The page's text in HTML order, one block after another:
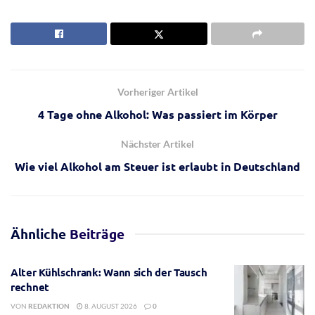
Vorheriger Artikel
4 Tage ohne Alkohol: Was passiert im Körper
Nächster Artikel
Wie viel Alkohol am Steuer ist erlaubt in Deutschland
Ähnliche Beiträge
Alter Kühlschrank: Wann sich der Tausch
rechnet
VON REDAKTION 8. AUGUST 2026 0